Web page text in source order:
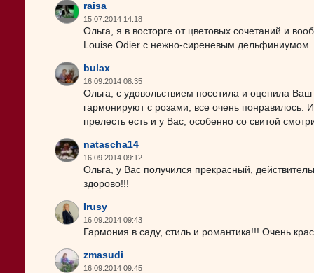
raisa
15.07.2014 14:18
Ольга, я в восторге от цветовых сочетаний и
Louise Odier с нежно-сиреневым
bulax
16.09.2014 08:35
Ольга, с удовольствием посетила и оценила
гармонируют с розами, все очень понравилось.
прелесть есть и у Вас, особенно со свитой
natascha14
16.09.2014 09:12
Ольга, у Вас получился прекрасный,
здорово!!!
Irusy
16.09.2014 09:43
Гармония в саду, стиль и романтика!!! Очень
zmasudi
16.09.2014 09:45